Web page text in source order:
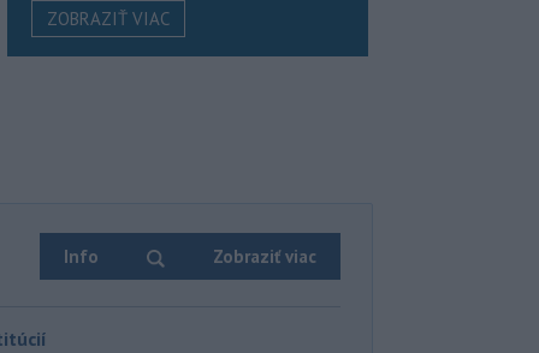
ZOBRAZIŤ VIAC
Info Zobraziť viac